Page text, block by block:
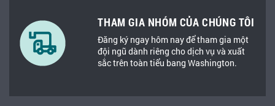
THAM GIA NHÓM CỦA CHÚNG TÔI
Đăng ký ngay hôm nay để tham gia một
đội ngũ dành riêng cho dịch vụ và xuất
sắc trên toàn tiểu bang Washington.